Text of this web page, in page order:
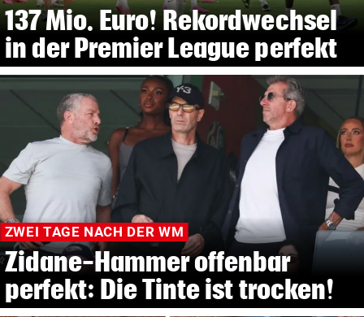
137 Mio. Euro! Rekordwechsel
in der Premier League perfekt
ZWEI TAGE NACH DER WM
Zidane-Hammer offenbar
perfekt: Die Tinte ist trocken!